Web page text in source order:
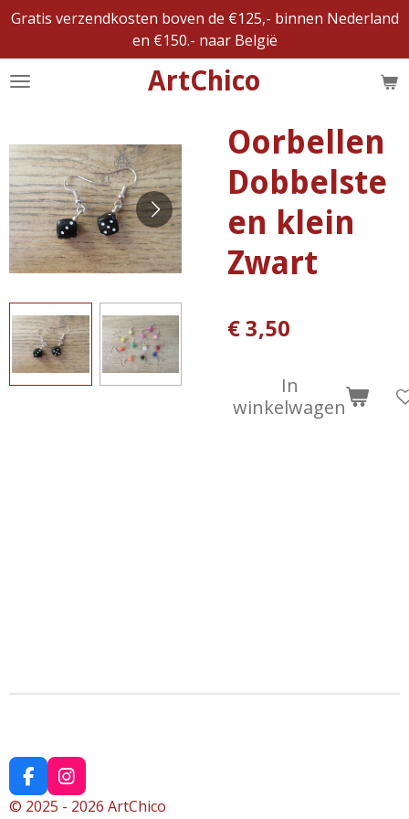
Ga
naar
de
ArtChico
Gratis verzendkosten boven de €125,- binnen Nederland
en €150.- naar België
Oorbellen
Dobbelste
en klein
Zwart
€ 3,50
In
winkelwagen
F
a
I
n
© 2025 - 2026 ArtChico